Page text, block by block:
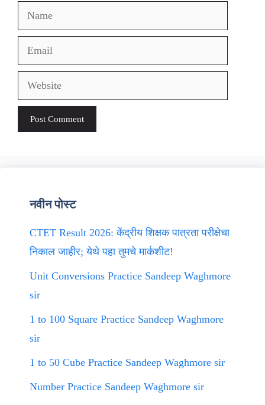
Name
Email
Website
नवीन पोस्ट
CTET Result 2026: केंद्रीय शिक्षक पात्रता परीक्षेचा
निकाल जाहीर; येथे पहा तुमचे मार्कशीट!
Unit Conversions Practice Sandeep Waghmore
sir
1 to 100 Square Practice Sandeep Waghmore
sir
1 to 50 Cube Practice Sandeep Waghmore sir
Number Practice Sandeep Waghmore sir